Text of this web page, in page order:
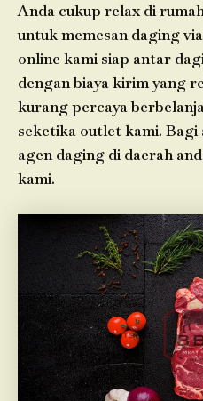
Anda cukup relax di
untuk memesan daging
online kami siap antar
dengan biaya kirim yang
kurang percaya
seketika outlet kami. Bagi
agen daging di daerah
kami.